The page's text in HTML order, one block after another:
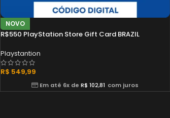
NOVO
R$550 PlayStation Store Gift Card BRAZIL
Playstantion
R$ 549,99
Em até 6x deR$ 102,81 com juros